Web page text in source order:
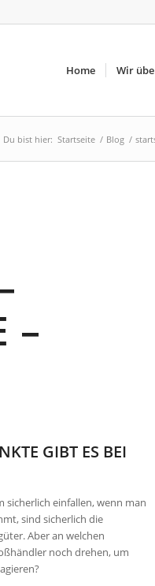
Home Wir
Du bist hier: Startseite / Blog /
–
GIBT ES BEI
sicherlich einfallen, wenn man
sind sicherlich die
Aber an welchen
noch drehen, um